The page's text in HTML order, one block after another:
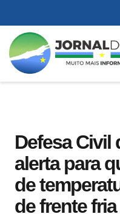
Defesa Civil
alerta para
de
de frente fria